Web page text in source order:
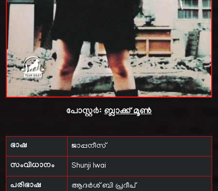
പോസ്റ്റർ: ബ്ലാക്ക് മൂൺ
ഭാഷ ജാപ്പനീസ്
സംവിധാനം Shunji Iwai
പരിഭാഷ ആദർശ് ബി പ്രദീപ്